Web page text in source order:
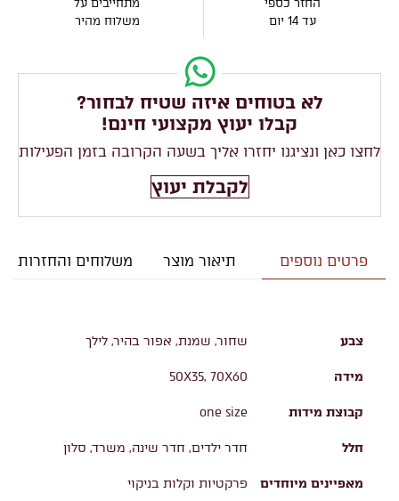
החזר כספי
עד 14 יום
מתחייבים על
משלוח מהיר
לא בטוחים איזה שטיח לבחור?
קבלו יעוץ מקצועי חינם!
לחצו כאן ונציגנו יחזרו אליך בשעה הקרובה בזמן הפעילות
לקבלת יעוץ
פרטים נוספים תיאור מוצר משלוחים והחזרות
צבע שחור, שמנת, אפור בהיר, לילך
מידה 50X35, 70X60
קבוצת מידות one size
חלל חדר ילדים, חדר שינה, משרד, סלון
מאפיינים מיוחדים פרקטיות וקלות בניקוי